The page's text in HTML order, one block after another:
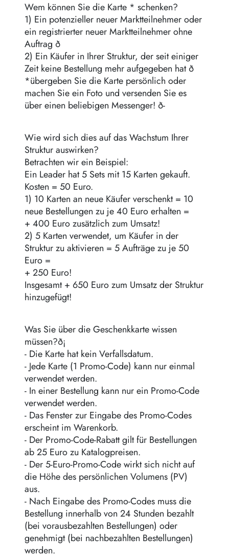
Wem können Sie die Karte * schenken?
1) Ein potenzieller neuer Marktteilnehmer oder
ein registrierter neuer Marktteilnehmer ohne
Auftrag ð
2) Ein Käufer in Ihrer Struktur, der seit einiger
Zeit keine Bestellung mehr aufgegeben hat ð
*übergeben Sie die Karte persönlich oder
machen Sie ein Foto und versenden Sie es
über einen beliebigen Messenger! ð-
Wie wird sich dies auf das Wachstum Ihrer
Struktur auswirken?
Betrachten wir ein Beispiel:
Ein Leader hat 5 Sets mit 15 Karten gekauft.
Kosten = 50 Euro.
1) 10 Karten an neue Käufer verschenkt = 10
neue Bestellungen zu je 40 Euro erhalten =
+ 400 Euro zusätzlich zum Umsatz!
2) 5 Karten verwendet, um Käufer in der
Struktur zu aktivieren = 5 Aufträge zu je 50
Euro =
+ 250 Euro!
Insgesamt + 650 Euro zum Umsatz der Struktur
hinzugefügt!
Was Sie über die Geschenkkarte wissen
müssen?ð¡
- Die Karte hat kein Verfallsdatum.
- Jede Karte (1 Promo-Code) kann nur einmal
verwendet werden.
- In einer Bestellung kann nur ein Promo-Code
verwendet werden.
- Das Fenster zur Eingabe des Promo-Codes
erscheint im Warenkorb.
- Der Promo-Code-Rabatt gilt für Bestellungen
ab 25 Euro zu Katalogpreisen.
- Der 5-Euro-Promo-Code wirkt sich nicht auf
die Höhe des persönlichen Volumens (PV)
aus.
- Nach Eingabe des Promo-Codes muss die
Bestellung innerhalb von 24 Stunden bezahlt
(bei vorausbezahlten Bestellungen) oder
genehmigt (bei nachbezahlten Bestellungen)
werden.